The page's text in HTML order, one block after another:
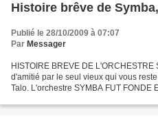
Histoire brêve de
Publié le 28/10/2009 à 07:07
Par Messager
HISTOIRE BREVE DE
d'amitié par le seul vieux qui vous
Talo. L'orchestre SYMBA FUT FONDE
FONDATEURS...